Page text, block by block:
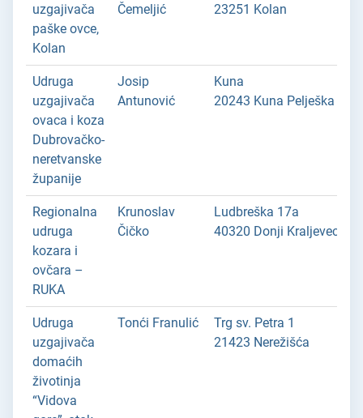
uzgajivača
paške ovce,
Kolan
Čemeljić
23251 Kolan
Udruga
uzgajivača
ovaca i koza
Dubrovačko-
neretvanske
županije
Josip
Antunović
Kuna
20243 Kuna Pelješka
Regionalna
udruga
kozara i
ovčara –
RUKA
Krunoslav
Čičko
Ludbreška 17a
40320 Donji Kraljevec
Udruga
uzgajivača
domaćih
životinja
“Vidova
Tonći Franulić
Trg sv. Petra 1
21423 Nerežišća